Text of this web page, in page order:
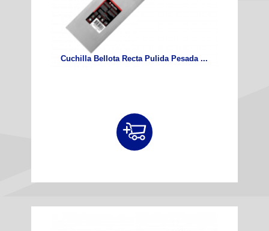
Cuchilla Bellota Recta Pulida Pesada ...